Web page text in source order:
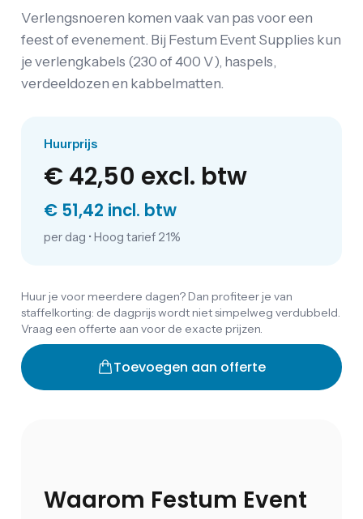
Verlengsnoeren komen vaak van pas voor een
feest of evenement. Bij Festum Event Supplies kun
je verlengkabels (230 of 400 V), haspels,
verdeeldozen en kabbelmatten.
Huurprijs
€ 42,50 excl. btw
€ 51,42 incl. btw
per dag • Hoog tarief 21%
Huur je voor meerdere dagen? Dan profiteer je van
staffelkorting: de dagprijs wordt niet simpelweg verdubbeld.
Vraag een offerte aan voor de exacte prijzen.
Toevoegen aan offerte
Waarom Festum Event